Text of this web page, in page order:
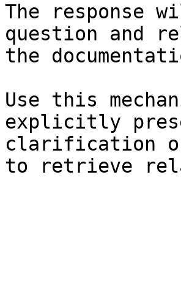
The response
question and
the
Use this
explicitly
clarification